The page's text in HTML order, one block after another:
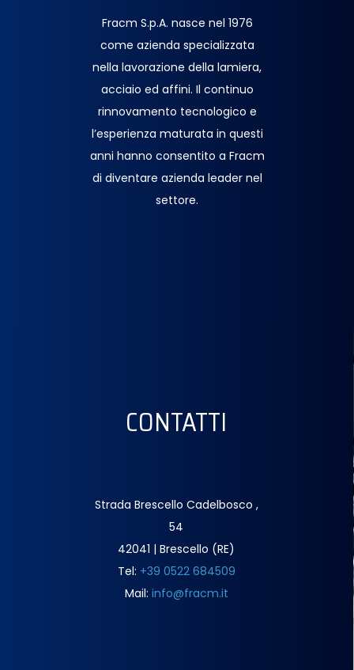
Fracm S.p.A. nasce nel 1976
come azienda specializzata
nella lavorazione della lamiera,
acciaio ed affini. Il continuo
rinnovamento tecnologico e
l’esperienza maturata in questi
anni hanno consentito a Fracm
di diventare azienda leader nel
settore.
CONTATTI
Strada Brescello Cadelbosco ,
54
42041 | Brescello (RE)
Tel: +39 0522 684509
Mail: info@fracm.it